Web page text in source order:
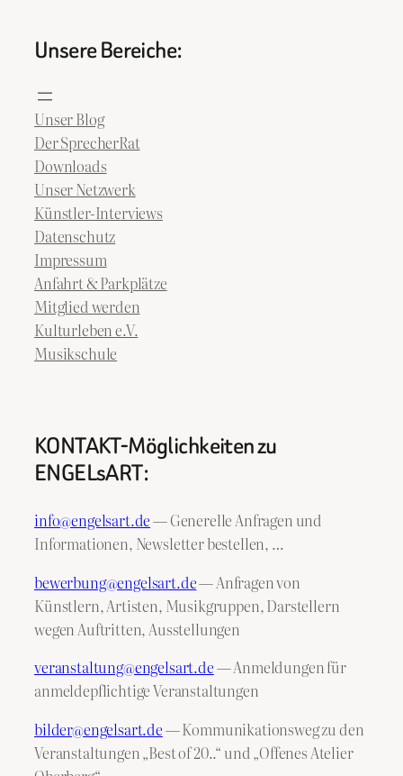
Unsere Bereiche:
Unser Blog
Der SprecherRat
Downloads
Unser Netzwerk
Künstler-Interviews
Datenschutz
Impressum
Anfahrt & Parkplätze
Mitglied werden
Kulturleben e.V.
Musikschule
KONTAKT-Möglichkeiten zu
ENGELsART:
info@engelsart.de— Generelle Anfragen und
Informationen, Newsletter bestellen, …
bewerbung@engelsart.de— Anfragen von
Künstlern, Artisten, Musikgruppen, Darstellern
wegen Auftritten, Ausstellungen
veranstaltung@engelsart.de— Anmeldungen für
anmeldepflichtige Veranstaltungen
bilder@engelsart.de— Kommunikationsweg zu den
Veranstaltungen „Best of 20..“ und „Offenes Atelier